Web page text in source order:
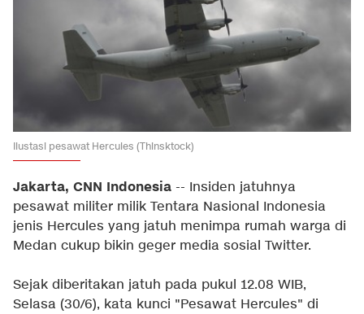
Ilustasi pesawat Hercules (Thinsktock)
Jakarta, CNN Indonesia -- Insiden jatuhnya
pesawat militer milik Tentara Nasional Indonesia
jenis Hercules yang jatuh menimpa rumah warga di
Medan cukup bikin geger media sosial Twitter.
Sejak diberitakan jatuh pada pukul 12.08 WIB,
Selasa (30/6), kata kunci "Pesawat Hercules" di